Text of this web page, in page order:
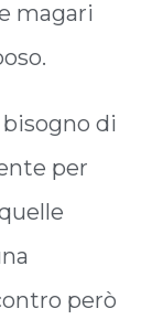
magari
di
per
però